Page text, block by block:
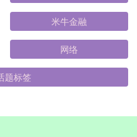
米牛金融
网络
题标签